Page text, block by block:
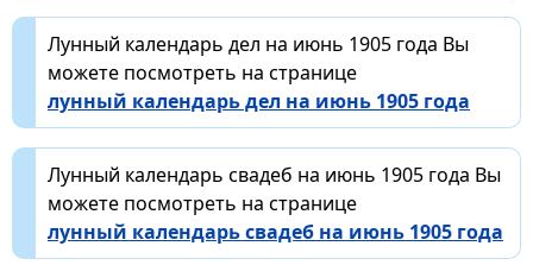
Лунный календарь дел на июнь 1905 года Вы
можете посмотреть на странице
лунный календарь дел на июнь 1905 года
Лунный календарь свадеб на июнь 1905 года Вы
можете посмотреть на странице
лунный календарь свадеб на июнь 1905 года